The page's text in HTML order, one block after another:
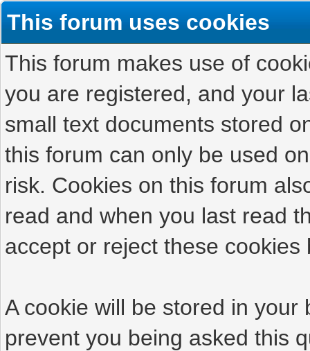
This forum uses cookies
This forum makes use of
you are registered, and your
small text documents stored
this forum can only be used
risk. Cookies on this forum
read and when you last read
accept or reject these cookies
A cookie will be stored in
prevent you being asked this